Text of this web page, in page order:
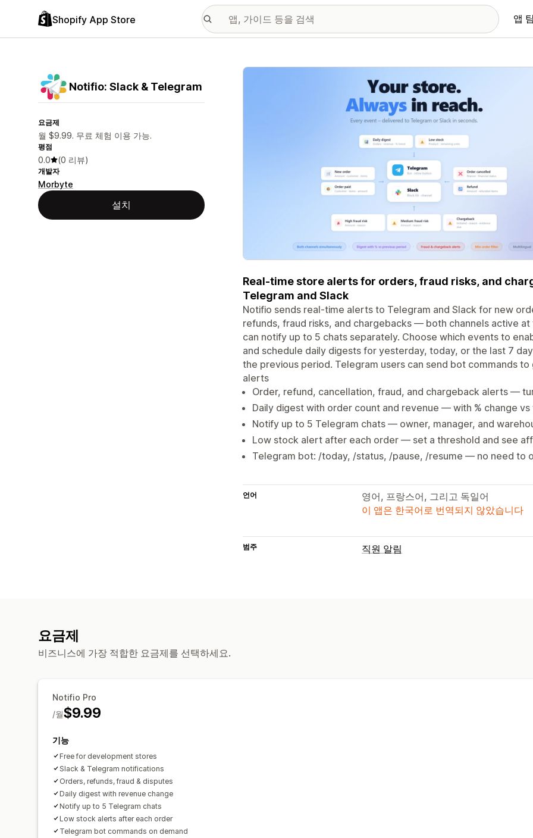
Shopify App Store 앱
Notifio: Slack & Telegram
요금제
월 $9.99. 무료 체험 이용 가능.
평점
0.0 (0 리뷰)
개발자
Morbyte
설치
추천 이미지 갤러리
Real-time store alerts for orders, fraud risks, and
Telegram and Slack
Notifio sends real-time alerts to Telegram and Slack for new
refunds, fraud risks, and chargebacks — both channels active
can notify up to 5 chats separately. Choose which events to
and schedule daily digests for yesterday, today, or the last 7
the previous period. Telegram users can send bot commands
alerts
Order, refund, cancellation, fraud, and chargeback alerts —
Daily digest with order count and revenue — with % change
Notify up to 5 Telegram chats — owner, manager, and
Low stock alert after each order — set a threshold and see
Telegram bot: /today, /status, /pause, /resume — no need to
언어
영어, 프랑스어, 그리고 독일어
이 앱은 한국어로 번역되지 않았습니다
범주 직원 알림
요금제
비즈니스에 가장 적합한 요금제를 선택하세요.
Notifio Pro
$9.99
/월
기능
Free for development stores
Slack & Telegram notifications
Orders, refunds, fraud & disputes
Daily digest with revenue change
Notify up to 5 Telegram chats
Low stock alerts after each order
Telegram bot commands on demand